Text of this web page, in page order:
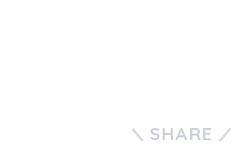
SHARE